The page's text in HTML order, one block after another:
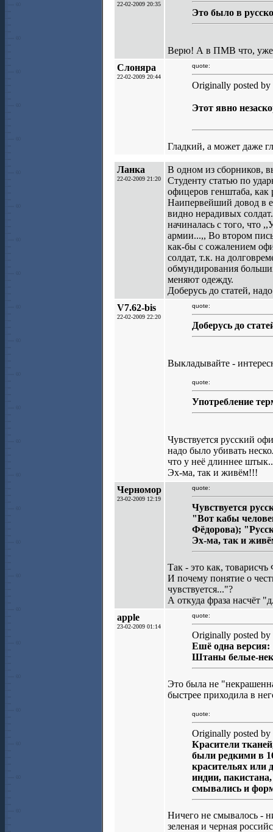
22-02-2009 20:35
Это было в
Верю! А в ПМВ что, уже
Слоняра
22-02-2009 20:44
quote:
Originally posted by
Этот явно
Гладкий, а может даже
Ланка
22-02-2009 21:20
В одном из сборников,
Студенту статью по
офицеров генштаба, как
Наипервейший довод в
видно нерадивых
начиналась с того, что
армии...,, Во втором
как-бы с сожалением
солдат, т.к. на
обмундирования
меняют одежду.
Доберусь до статей,
V7.62-bis
22-02-2009 22:20
quote:
Доберусь до
Выкладывайте -
quote:
Употребление
Чувствуется русский
надо было убивать
что у неё длиннее
Эх-ма, так и живём!!!
Черномор
23-02-2009 12:19
quote:
Чувствуется
"Вот кабы
Фёдорова);
Эх-ма, так и
Так - это как,
И почему понятие о
чувствуется..."?
А откуда фраза насчёт
apple
23-02-2009 01:14
quote:
Originally posted by
Ешё одна версия:
Штаны белые-
Это была не
быстрее приходила в
quote:
Originally posted by
Красители
были редкими в
красительях или
индии,
смывались и
Ничего не смывалось -
зеленая и черная